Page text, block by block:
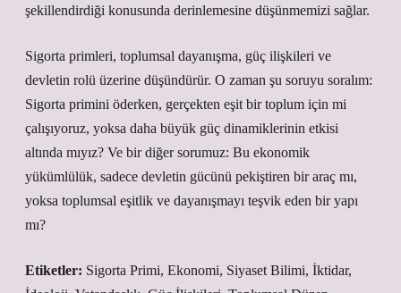
şekillendirdiği konusunda derinlemesine düşünmemizi sağlar.
Sigorta primleri, toplumsal dayanışma, güç ilişkileri ve
devletin rolü üzerine düşündürür. O zaman şu soruyu soralım:
Sigorta primini öderken, gerçekten eşit bir toplum için mi
çalışıyoruz, yoksa daha büyük güç dinamiklerinin etkisi
altında mıyız? Ve bir diğer sorumuz: Bu ekonomik
yükümlülük, sadece devletin gücünü pekiştiren bir araç mı,
yoksa toplumsal eşitlik ve dayanışmayı teşvik eden bir yapı
mı?
Etiketler: Sigorta Primi, Ekonomi, Siyaset Bilimi, İktidar,